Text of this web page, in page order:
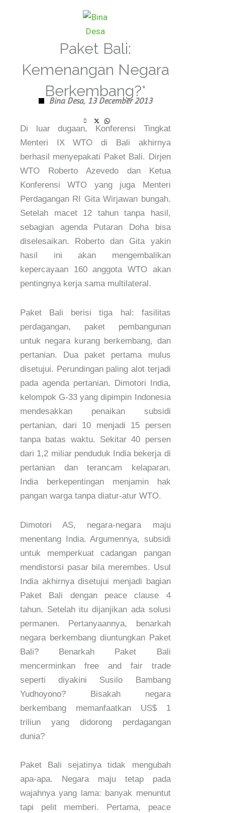
Paket Bali:
Kemenangan Negara
Berkembang?*
Bina Desa, 13 December 2013
Di luar dugaan, Konferensi Tingkat
Menteri IX WTO di Bali akhirnya
berhasil menyepakati Paket Bali. Dirjen
WTO Roberto Azevedo dan Ketua
Konferensi WTO yang juga Menteri
Perdagangan RI Gita Wirjawan bungah.
Setelah macet 12 tahun tanpa hasil,
sebagian agenda Putaran Doha bisa
diselesaikan. Roberto dan Gita yakin
hasil ini akan mengembalikan
kepercayaan 160 anggota WTO akan
pentingnya kerja sama multilateral.
Paket Bali berisi tiga hal: fasilitas
perdagangan, paket pembangunan
untuk negara kurang berkembang, dan
pertanian. Dua paket pertama mulus
disetujui. Perundingan paling alot terjadi
pada agenda pertanian. Dimotori India,
kelompok G-33 yang dipimpin Indonesia
mendesakkan penaikan subsidi
pertanian, dari 10 menjadi 15 persen
tanpa batas waktu. Sekitar 40 persen
dari 1,2 miliar penduduk India bekerja di
pertanian dan terancam kelaparan.
India berkepentingan menjamin hak
pangan warga tanpa diatur-atur WTO.
Dimotori AS, negara-negara maju
menentang India. Argumennya, subsidi
untuk memperkuat cadangan pangan
mendistorsi pasar bila merembes. Usul
India akhirnya disetujui menjadi bagian
Paket Bali dengan peace clause 4
tahun. Setelah itu dijanjikan ada solusi
permanen. Pertanyaannya, benarkah
negara berkembang diuntungkan Paket
Bali? Benarkah Paket Bali
mencerminkan free and fair trade
seperti diyakini Susilo Bambang
Yudhoyono? Bisakah negara
berkembang memanfaatkan US$ 1
triliun yang didorong perdagangan
dunia?
Paket Bali sejatinya tidak mengubah
apa-apa. Negara maju tetap pada
wajahnya yang lama: banyak menuntut
tapi pelit memberi. Pertama, peace